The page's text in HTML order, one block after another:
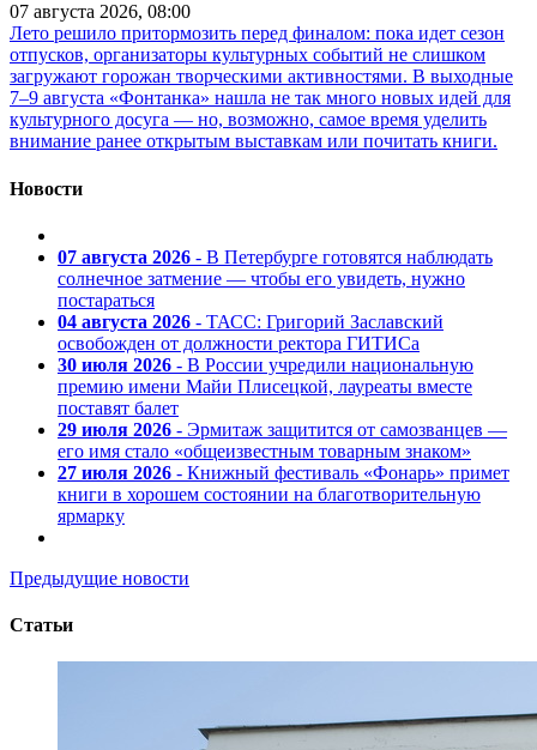
07 августа 2026, 08:00
Лето решило притормозить перед финалом: пока идет сезон
отпусков, организаторы культурных событий не слишком
загружают горожан творческими активностями. В выходные
7–9 августа «Фонтанка» нашла не так много новых идей для
культурного досуга — но, возможно, самое время уделить
внимание ранее открытым выставкам или почитать книги.
Новости
07 августа 2026 - В Петербурге готовятся наблюдать
солнечное затмение — чтобы его увидеть, нужно
постараться
04 августа 2026 - ТАСС: Григорий Заславский
освобожден от должности ректора ГИТИСа
30 июля 2026 - В России учредили национальную
премию имени Майи Плисецкой, лауреаты вместе
поставят балет
29 июля 2026 - Эрмитаж защитится от самозванцев —
его имя стало «общеизвестным товарным знаком»
27 июля 2026 - Книжный фестиваль «Фонарь» примет
книги в хорошем состоянии на благотворительную
ярмарку
Предыдущие новости
Статьи